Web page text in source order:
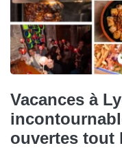
Vacances à
ouvertes tout